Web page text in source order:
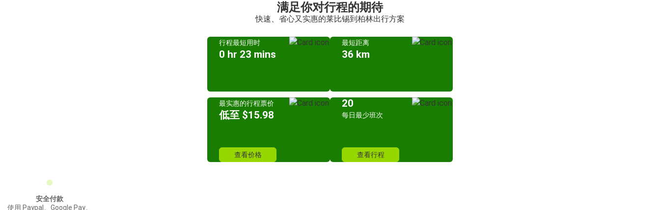
满足你对行程的期待
快速、省心又实惠的莱比锡到柏林出行方案
行程最短用时
0 hr 23 mins
最短距离
36 km
最实惠的行程票价
低至 $15.98
查看价格
20
每日最少班次
查看行程
安全付款
使用 Paypal、Google Pay、